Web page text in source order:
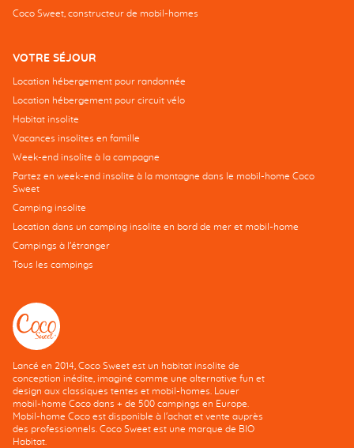
Coco Sweet, constructeur de mobil-homes
VOTRE SÉJOUR
Location hébergement pour randonnée
Location hébergement pour circuit vélo
Habitat insolite
Vacances insolites en famille
Week-end insolite à la campagne
Partez en week-end insolite à la montagne dans le mobil-home Coco
Sweet
Camping insolite
Location dans un camping insolite en bord de mer et mobil-home
Campings à l’étranger
Tous les campings
Lancé en 2014, Coco Sweet est un habitat insolite de
conception inédite, imaginé comme une alternative fun et
design aux classiques tentes et mobil-homes. Louer
mobil-home Coco dans + de 500 campings en Europe.
Mobil-home Coco est disponible à l'achat et vente auprès
des professionnels. Coco Sweet est une marque de BIO
Habitat.